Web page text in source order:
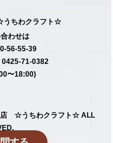
うちわクラフト☆
わせは
56-55-39
0425-71-0382
〜18:00)
店 ☆うちわクラフト☆ ALL